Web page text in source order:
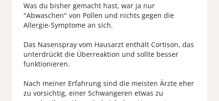
Was du bisher gemacht hast, war ja nur
"Abwaschen" von Pollen und nichts gegen die
Allergie-Symptome an sich.
Das Nasenspray vom Hausarzt enthält Cortison, das
unterdrückt die Überreaktion und sollte besser
funktionieren.
Nach meiner Erfahrung sind die meisten Ärzte eher
zu vorsichtig, einer Schwangeren etwas zu